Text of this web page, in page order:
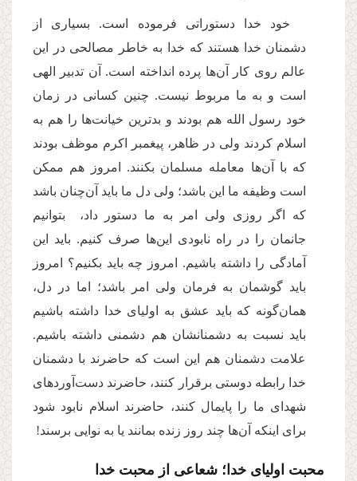
خود خدا دستوراتى فرموده است. بسیارى از
دشمنان خدا هستند كه خدا به خاطر مصالحی در این
عالم روى كار آن‌ها پرده انداخته است. آن تدبیر الهى
است و به ما مربوط نیست. چنین کسانی در زمان
خود رسول الله هم بودند و بدترین خیانت‌‌ها را هم به
اسلام كردند ولى در ظاهر، پیغمبر اكرم موظف بودند
كه با آن‌ها معامله مسلمان بكنند. امروز هم ممكن
است وظیفه ما این باشد؛ ولى دل ما باید آن‌چنان باشد
كه اگر روزى ولى امر به ما دستور داد، بتوانیم
جانمان را در راه نابودى این‌ها صرف كنیم. باید این
آمادگى را داشته باشیم. امروز چه باید بكنیم؟ امروز
باید گوشمان به فرمان ولى امر باشد؛ اما در دل،
همان‌گونه كه باید عشق به اولیاى خدا داشته باشیم
باید نسبت به دشمنانشان هم دشمنى داشته باشیم.
علامت دشمنان هم این است كه حاضرند با دشمنان
خدا رابطه دوستى برقرار كنند، حاضرند دست‌‌آوردهاى
شهداى ما را پایمال كنند، حاضرند اسلام نابود شود
براى اینكه آن‌ها چند روز زنده بمانند یا به نوایى برسند!
محبت اولیای خدا؛ شعاعی از محبت خدا